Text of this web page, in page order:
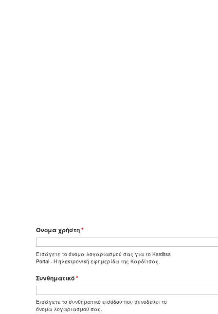
Όνομα χρήστη*
Εισάγετε το όνομα λογαριασμού σας για το Karditsa
Portal - Η ηλεκτρονική εφημερίδα της Καρδίτσας.
Συνθηματικό*
Εισάγετε το συνθηματικό εισόδου που συνοδεύει το
όνομα λογαριασμού σας.